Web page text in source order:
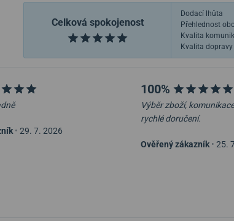
Celková spokojenost
Dodací lhůta
Přehlednost
Kvalita
Kvalita dopravy
• 29. 7. 2026
100%
Výběr zboží,
rychlé doručení.
Ověřený zákazník • 25.